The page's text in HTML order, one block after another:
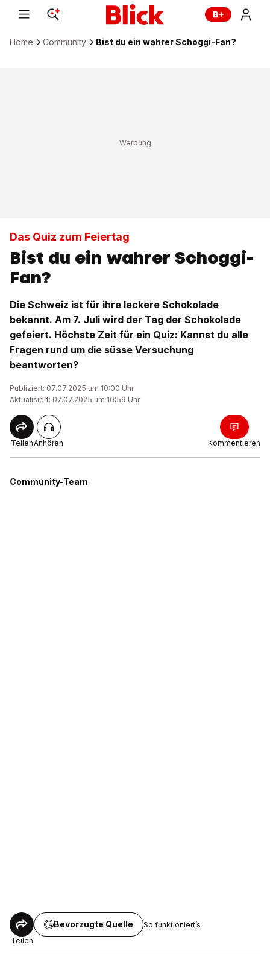
Home Community Bist du ein wahrer Schoggi-Fan?
Das Quiz zum Feiertag
Bist du ein wahrer Schoggi-
Fan?
Die Schweiz ist für ihre leckere Schokolade
bekannt. Am 7. Juli wird der Tag der Schokolade
gefeiert. Höchste Zeit für ein Quiz: Kannst du alle
Fragen rund um die süsse Versuchung
beantworten?
Publiziert: 07.07.2025 um 10:00 Uhr
Aktualisiert: 07.07.2025 um 10:59 Uhr
TeilenAnhören Kommentieren
Community-Team
Teilen
Bevorzugte Quelle So funktioniert’s